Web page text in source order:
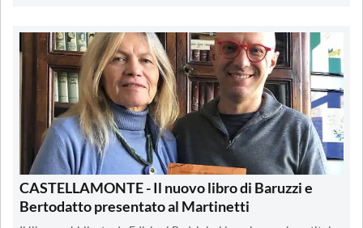
CASTELLAMONTE - Il nuovo libro di Baruzzi e
Bertodatto presentato al Martinetti